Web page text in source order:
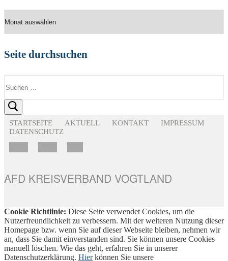
Seite durchsuchen
nach:
STARTSEITE AKTUELL KONTAKT
IMPRESSUM
DATENSCHUTZ
AFD KREISVERBAND VOGTLAND
Cookie Richtlinie: Diese Seite verwendet Cookies, um die
Nutzerfreundlichkeit zu verbessern. Mit der weiteren Nutzung dieser
Homepage bzw. wenn Sie auf dieser Webseite bleiben, nehmen wir
an, dass Sie damit einverstanden sind. Sie können unsere Cookies
manuell löschen. Wie das geht, erfahren Sie in unserer
Datenschutzerklärung. Hierkönnen Sie unsere